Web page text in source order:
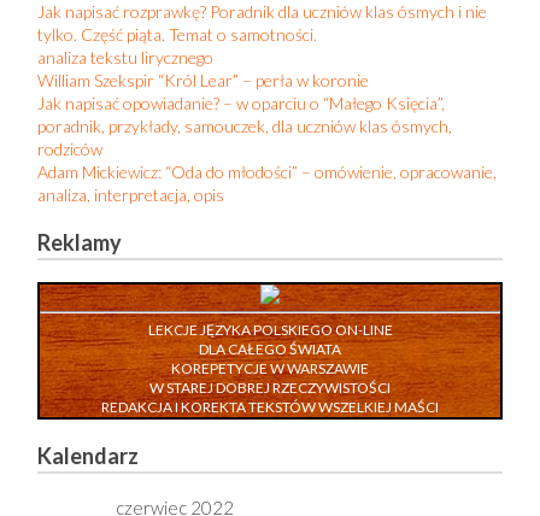
Jak napisać rozprawkę? Poradnik dla uczniów klas ósmych i nie
tylko. Część piąta. Temat o samotności.
analiza tekstu lirycznego
William Szekspir “Król Lear” – perła w koronie
Jak napisać opowiadanie? – w oparciu o “Małego Księcia”,
poradnik, przykłady, samouczek, dla uczniów klas ósmych,
rodziców
Adam Mickiewicz: “Oda do młodości” – omówienie, opracowanie,
analiza, interpretacja, opis
Reklamy
LEKCJE JĘZYKA POLSKIEGO ON-LINE
DLA CAŁEGO ŚWIATA
KOREPETYCJE W WARSZAWIE
W STAREJ DOBREJ RZECZYWISTOŚCI
REDAKCJA I KOREKTA TEKSTÓW WSZELKIEJ MAŚCI
Kalendarz
czerwiec 2022